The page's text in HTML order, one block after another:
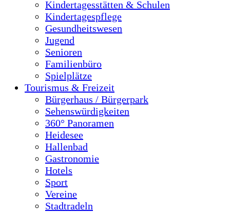
Kindertagesstätten & Schulen
Kindertagespflege
Gesundheitswesen
Jugend
Senioren
Familienbüro
Spielplätze
Tourismus & Freizeit
Bürgerhaus / Bürgerpark
Sehenswürdigkeiten
360° Panoramen
Heidesee
Hallenbad
Gastronomie
Hotels
Sport
Vereine
Stadtradeln